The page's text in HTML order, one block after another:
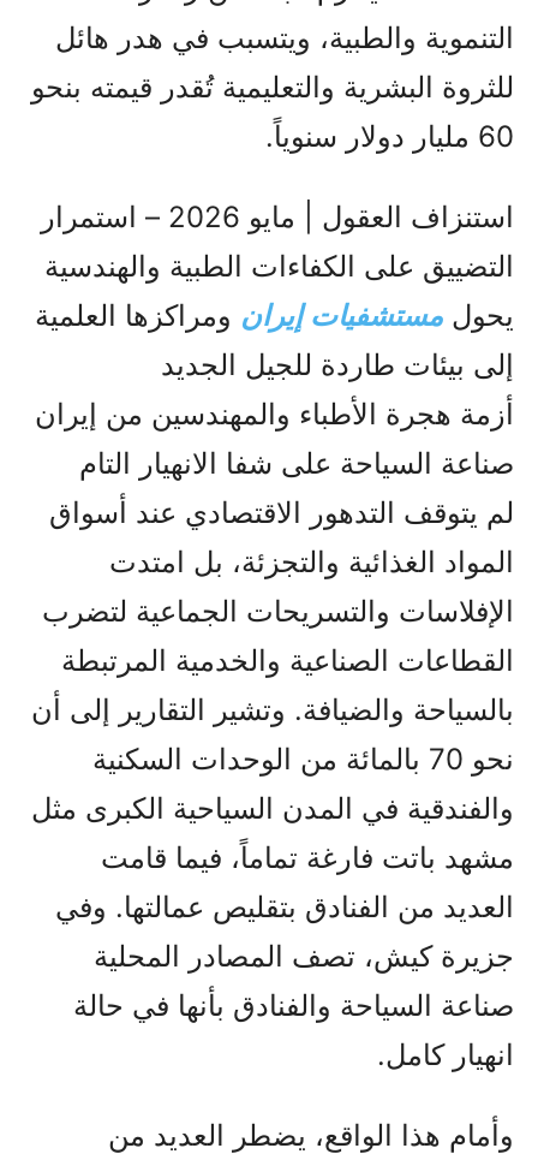
التنموية والطبية، ويتسبب في هدر هائل
للثروة البشرية والتعليمية تُقدر قيمته بنحو
60 مليار دولار سنوياً.
استنزاف العقول | مايو 2026 – استمرار
التضييق على الكفاءات الطبية والهندسية
يحول مستشفياتإيران ومراكزها العلمية
إلى بيئات طاردة للجيل الجديد
أزمة هجرة الأطباء والمهندسين من إيران
صناعة السياحة على شفا الانهيار التام
لم يتوقف التدهور الاقتصادي عند أسواق
المواد الغذائية والتجزئة، بل امتدت
الإفلاسات والتسريحات الجماعية لتضرب
القطاعات الصناعية والخدمية المرتبطة
بالسياحة والضيافة. وتشير التقارير إلى أن
نحو 70 بالمائة من الوحدات السكنية
والفندقية في المدن السياحية الكبرى مثل
مشهد باتت فارغة تماماً، فيما قامت
العديد من الفنادق بتقليص عمالتها. وفي
جزيرة كيش، تصف المصادر المحلية
صناعة السياحة والفنادق بأنها في حالة
انهيار كامل.
وأمام هذا الواقع، يضطر العديد من